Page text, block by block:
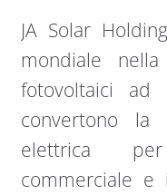
JA Solar
mondiale
fotovoltaici ad
convertono
elettrica
commerciale e